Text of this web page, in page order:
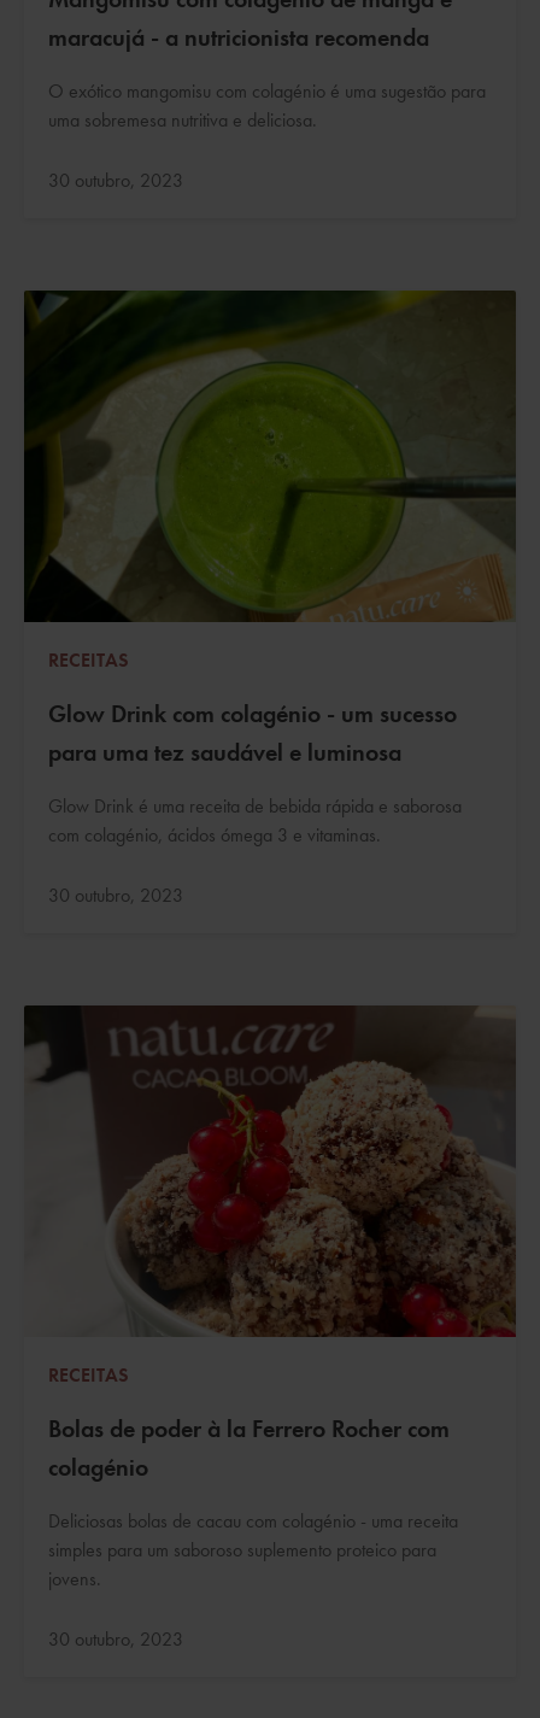
maracujá - a nutricionista recomenda
O exótico mangomisu com colagénio é uma sugestão para
uma sobremesa nutritiva e deliciosa.
Atualizado:
30 outubro, 2023
RECEITAS
Glow Drink com colagénio - um sucesso
para uma tez saudável e luminosa
Glow Drink é uma receita de bebida rápida e saborosa
com colagénio, ácidos ómega 3 e vitaminas.
Atualizado:
30 outubro, 2023
RECEITAS
Bolas de poder à la Ferrero Rocher com
colagénio
Deliciosas bolas de cacau com colagénio - uma receita
simples para um saboroso suplemento proteico para
jovens.
Atualizado:
30 outubro, 2023